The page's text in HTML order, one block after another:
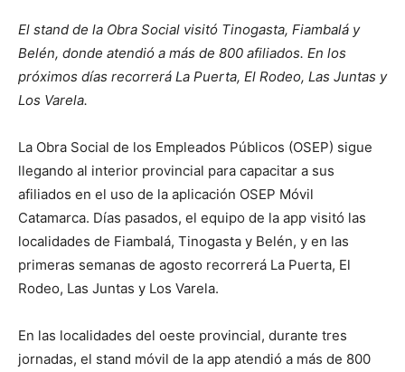
El stand de la Obra Social visitó Tinogasta, Fiambalá y
Belén, donde atendió a más de 800 afiliados. En los
próximos días recorrerá La Puerta, El Rodeo, Las Juntas y
Los Varela.
La Obra Social de los Empleados Públicos (OSEP) sigue
llegando al interior provincial para capacitar a sus
afiliados en el uso de la aplicación OSEP Móvil
Catamarca. Días pasados, el equipo de la app visitó las
localidades de Fiambalá, Tinogasta y Belén, y en las
primeras semanas de agosto recorrerá La Puerta, El
Rodeo, Las Juntas y Los Varela.
En las localidades del oeste provincial, durante tres
jornadas, el stand móvil de la app atendió a más de 800